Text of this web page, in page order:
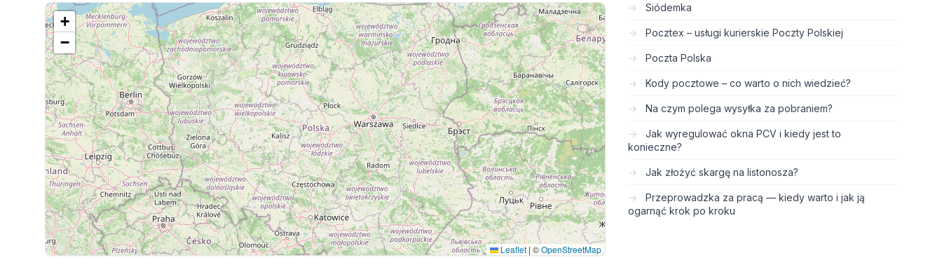
+
−
Leaflet | ©OpenStreetMap
Siódemka
Pocztex – usługi kurierskie Poczty Polskiej
Poczta Polska
Kody pocztowe – co warto o nich wiedzieć?
Na czym polega wysyłka za pobraniem?
Jak wyregulować okna PCV i kiedy jest to
konieczne?
Jak złożyć skargę na listonosza?
Przeprowadzka za pracą — kiedy warto i jak ją
ogarnąć krok po kroku